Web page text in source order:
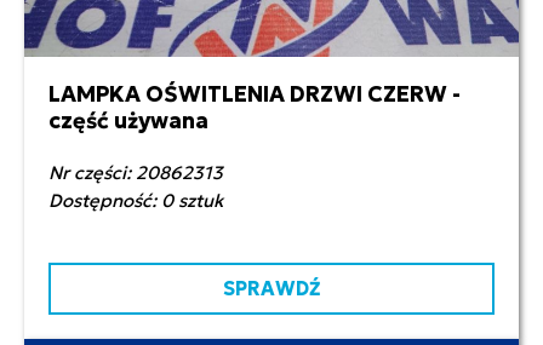
50,00 zł netto
LAMPKA OŚWITLENIA DRZWI CZERW -
część używana
Nr części: 20862313
Dostępność: 0 sztuk
SPRAWDŹ